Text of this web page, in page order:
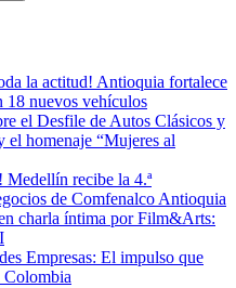
la actitud! Antioquia fortalece
18 nuevos vehículos
el Desfile de Autos Clásicos y
el homenaje “Mujeres al
Medellín recibe la 4.ª
de Comfenalco Antioquia
charla íntima por Film&Arts:
Empresas: El impulso que
Colombia